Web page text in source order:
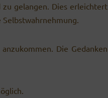
ge­langen. Dies erleichtert
Die Gedanken